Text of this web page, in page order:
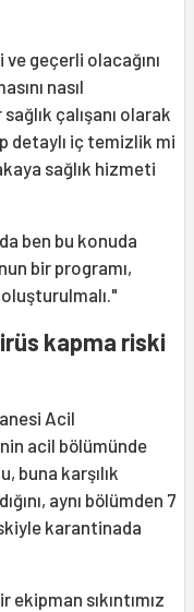
geçerli olacağını
nasıl
çalışanı olarak
detaylı iç temizlik mi
sağlık hizmeti
ben bu konuda
bir programı,
oluşturulmalı."
kapma riski
Acil
acil bölümünde
buna karşılık
aynı bölümden 7
karantinada
sıkıntımız